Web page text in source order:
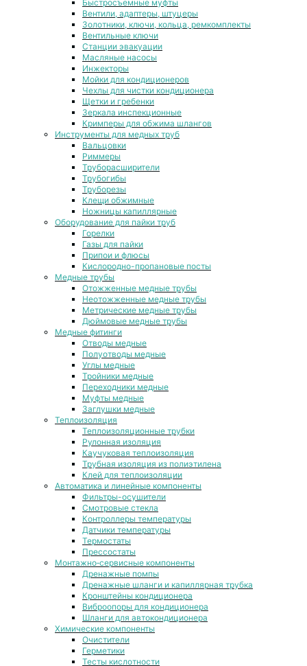
Быстросъемные муфты
Вентили, адаптеры, штуцеры
Золотники, ключи, кольца, ремкомплекты
Вентильные ключи
Станции эвакуации
Масляные насосы
Инжекторы
Мойки для кондиционеров
Чехлы для чистки кондиционера
Щетки и гребенки
Зеркала инспекционные
Кримперы для обжима шлангов
Инструменты для медных труб
Вальцовки
Риммеры
Труборасширители
Трубогибы
Труборезы
Клещи обжимные
Ножницы капиллярные
Оборудование для пайки труб
Горелки
Газы для пайки
Припои и флюсы
Кислородно-пропановые посты
Медные трубы
Отожженные медные трубы
Неотожженные медные трубы
Метрические медные трубы
Дюймовые медные трубы
Медные фитинги
Отводы медные
Полуотводы медные
Углы медные
Тройники медные
Переходники медные
Муфты медные
Заглушки медные
Теплоизоляция
Теплоизоляционные трубки
Рулонная изоляция
Каучуковая теплоизоляция
Трубная изоляция из полиэтилена
Клей для теплоизоляции
Автоматика и линейные компоненты
Фильтры-осушители
Смотровые стекла
Контроллеры температуры
Датчики температуры
Термостаты
Прессостаты
Монтажно‑сервисные компоненты
Дренажные помпы
Дренажные шланги и капиллярная трубка
Кронштейны кондиционера
Виброопоры для кондиционера
Шланги для автокондиционера
Химические компоненты
Очистители
Герметики
Тесты кислотности